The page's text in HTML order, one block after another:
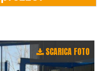
SCARICA FOTO